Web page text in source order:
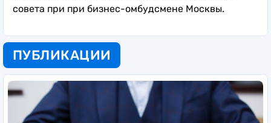
совета при при бизнес-омбудсмене Москвы.
ПУБЛИКАЦИИ